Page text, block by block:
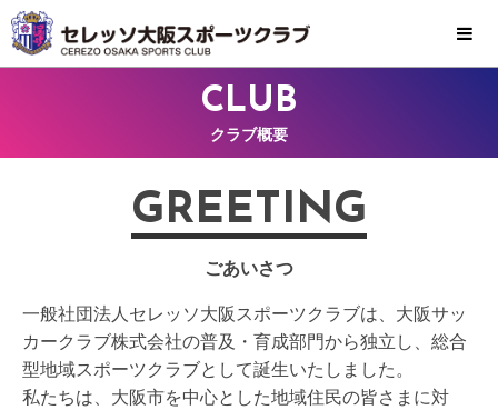
MENU
CLUB
クラブ概要
GREETING
ごあいさつ
一般社団法人セレッソ大阪スポーツクラブは、大阪サッ
カークラブ株式会社の普及・育成部門から独立し、総合
型地域スポーツクラブとして誕生いたしました。
私たちは、大阪市を中心とした地域住民の皆さまに対